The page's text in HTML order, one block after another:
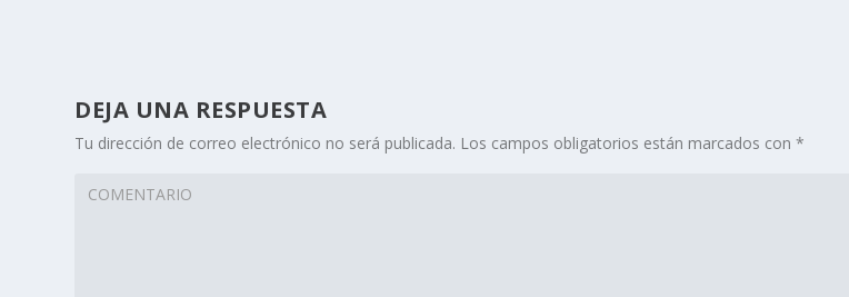
DEJA UNA RESPUESTA
Tu dirección de correo electrónico no será publicada. Los campos obligatorios están marcados con*